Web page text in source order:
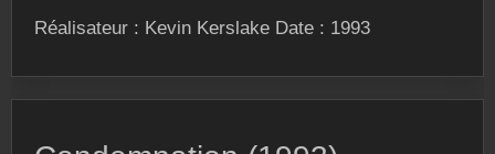
Réalisateur : Kevin Kerslake Date : 1993